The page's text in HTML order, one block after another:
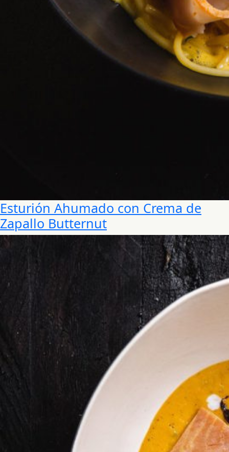
Esturión Ahumado con Crema de
Zapallo Butternut